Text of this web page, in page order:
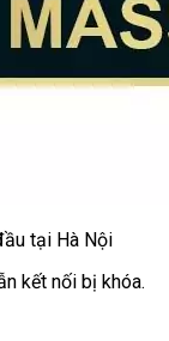
tại Hà Nội
kết nối bị khóa.